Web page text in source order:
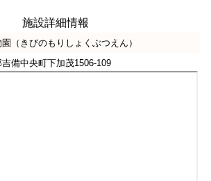
施設詳細情報
（きびのもりしょくぶつえん）
備中央町下加茂1506-109